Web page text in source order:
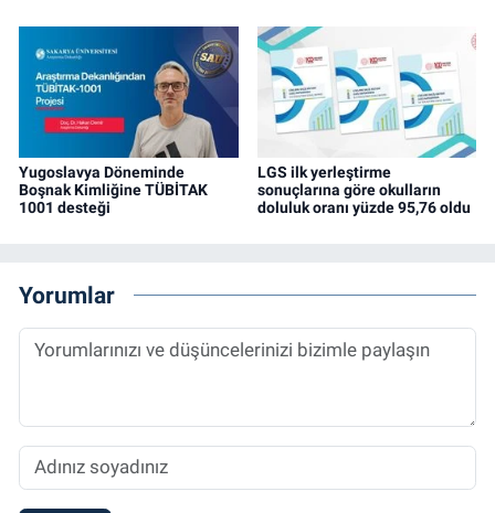
Yugoslavya Döneminde
Boşnak Kimliğine TÜBİTAK
1001 desteği
LGS ilk yerleştirme
sonuçlarına göre okulların
doluluk oranı yüzde 95,76 oldu
Yorumlar